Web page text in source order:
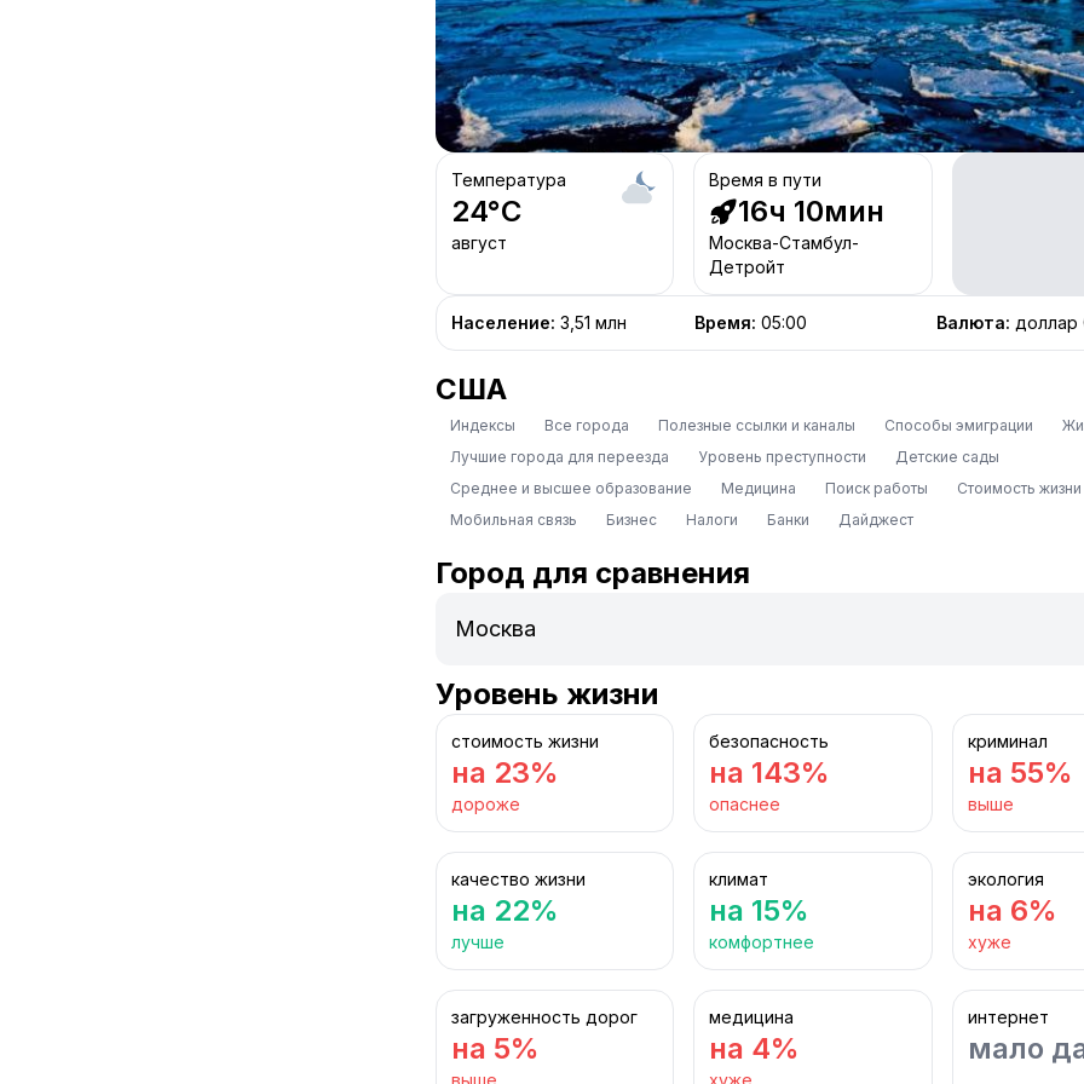
Температура
24°C
август
Время в пути
16ч 10мин
Москва-Стамбул-
Детройт
Население: 3,51 млн Время: 05:00 Валюта:
США
Индексы Все города Полезные ссылки и каналы Способы эмиграции
Лучшие города для переезда
Уровень преступности
Детские сады
Среднее и высшее образование
Медицина Поиск работы
Стоимость жизни
Мобильная связь
Бизнес Налоги Банки Дайджест
Город для сравнения
Уровень жизни
стоимость жизни
на 23%
дороже
безопасность
на 143%
опаснее
криминал
на 55%
выше
качество жизни
на 22%
лучше
климат
на 15%
комфортнее
экология
на 6%
хуже
загруженность дорог
на 5%
выше
медицина
на 4%
хуже
интернет
мало